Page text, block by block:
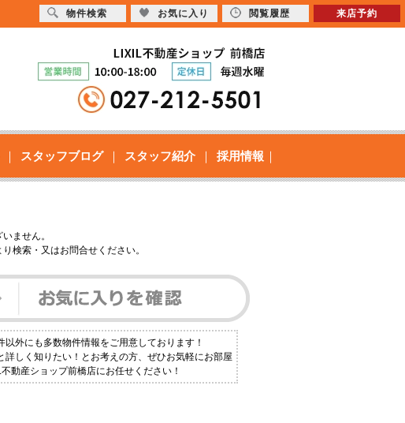
スタッフブログ スタッフ紹介 採用情報
ません。
検索・又はお問合せください。
外にも多数物件情報をご用意しております！
しく知りたい！とお考えの方、ぜひお気軽にお部屋
動産ショップ前橋店にお任せください！
物件検索 お気に入り 閲覧履歴 来店予約